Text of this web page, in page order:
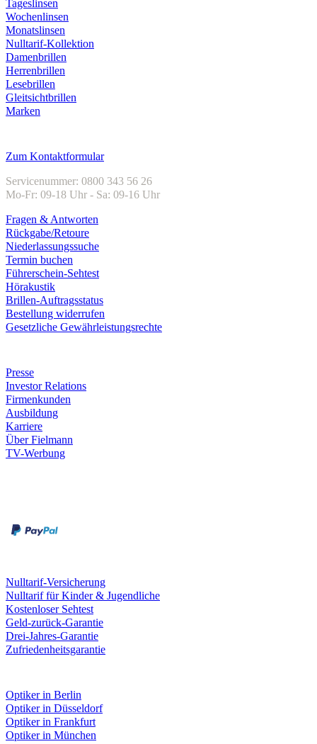
Tageslinsen
Wochenlinsen
Monatslinsen
Nulltarif-Kollektion
Damenbrillen
Herrenbrillen
Lesebrillen
Gleitsichtbrillen
Marken
Zum Kontaktformular
Servicenummer: 0800 343 56 26
Mo-Fr: 09-18 Uhr - Sa: 09-16 Uhr
Fragen & Antworten
Rückgabe/Retoure
Niederlassungssuche
Termin buchen
Führerschein-Sehtest
Hörakustik
Brillen-Auftragsstatus
Bestellung widerrufen
Gesetzliche Gewährleistungsrechte
Presse
Investor Relations
Firmenkunden
Ausbildung
Karriere
Über Fielmann
TV-Werbung
Nulltarif-Versicherung
Nulltarif für Kinder & Jugendliche
Kostenloser Sehtest
Geld-zurück-Garantie
Drei-Jahres-Garantie
Zufriedenheitsgarantie
Optiker in Berlin
Optiker in Düsseldorf
Optiker in Frankfurt
Optiker in München